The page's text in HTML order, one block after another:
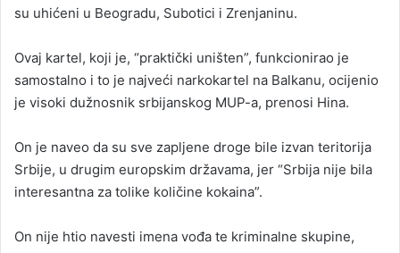
su uhićeni u Beogradu, Subotici i Zrenjaninu.
Ovaj kartel, koji je, “praktički uništen”, funkcionirao je
samostalno i to je najveći narkokartel na Balkanu, ocijenio
je visoki dužnosnik srbijanskog MUP-a, prenosi Hina.
On je naveo da su sve zapljene droge bile izvan teritorija
Srbije, u drugim europskim državama, jer “Srbija nije bila
interesantna za tolike količine kokaina”.
On nije htio navesti imena vođa te kriminalne skupine,